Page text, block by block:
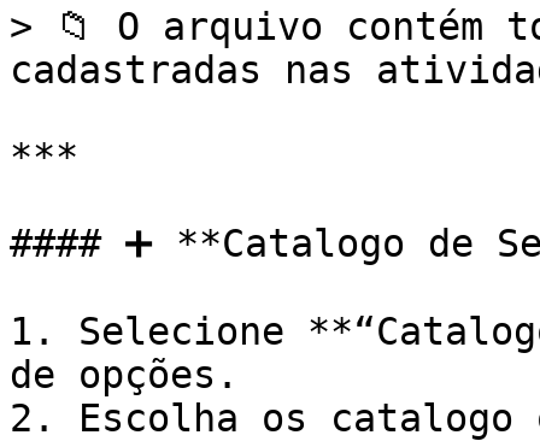
> 📁 O arquivo contém
cadastradas nas
***
#### ➕ **Catalogo de
1. Selecione
de opções.
2. Escolha os catalogo